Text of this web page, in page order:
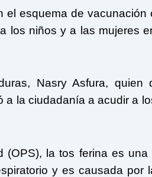
el esquema de vacunación
los niños y a las mujeres
Nasry Asfura, quien
la ciudadanía a acudir a
la tos ferina es una
y es causada por